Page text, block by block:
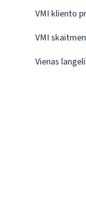
VMI kliento
VMI
Vienas